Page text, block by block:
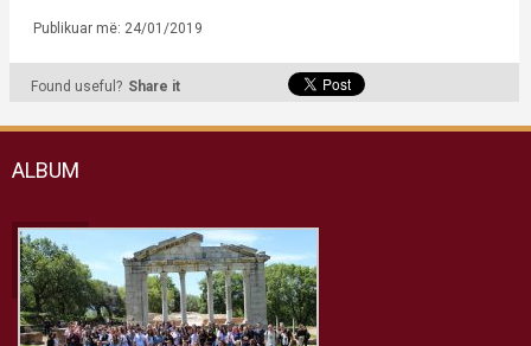
Publikuar më: 24/01/2019
Found useful? Share it
ALBUM